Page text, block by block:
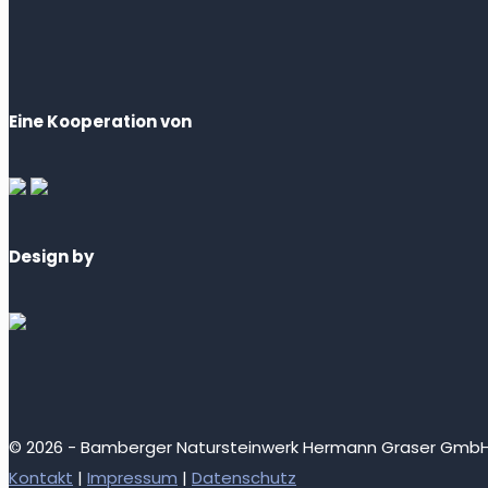
Eine Kooperation von
Design by
© 2026 - Bamberger Natursteinwerk Hermann Graser
Kontakt | Impressum | Datenschutz